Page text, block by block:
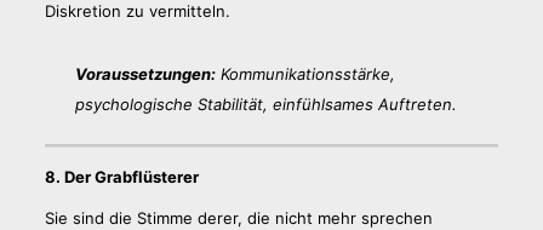
Diskretion zu vermitteln.
Voraussetzungen:Kommunikationsstärke,
psychologische Stabilität, einfühlsames Auftreten.
8. Der Grabflüsterer
Sie sind die Stimme derer, die nicht mehr sprechen